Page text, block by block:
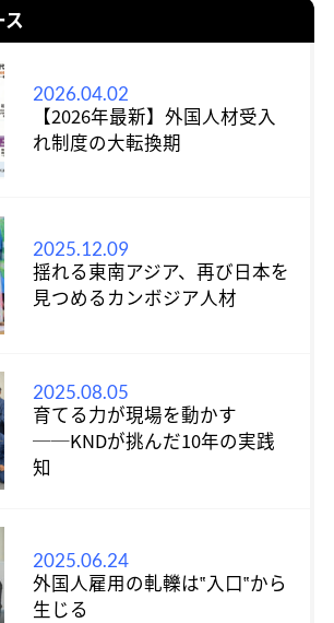
2026.04.02
【2026年最新】外国人材受入
れ制度の大転換期
2025.12.09
揺れる東南アジア、再び日本を
見つめるカンボジア人材
2025.08.05
育てる力が現場を動かす
──KNDが挑んだ10年の実践
知
2025.06.24
外国人雇用の軋轢は‟入口‟から
生じる